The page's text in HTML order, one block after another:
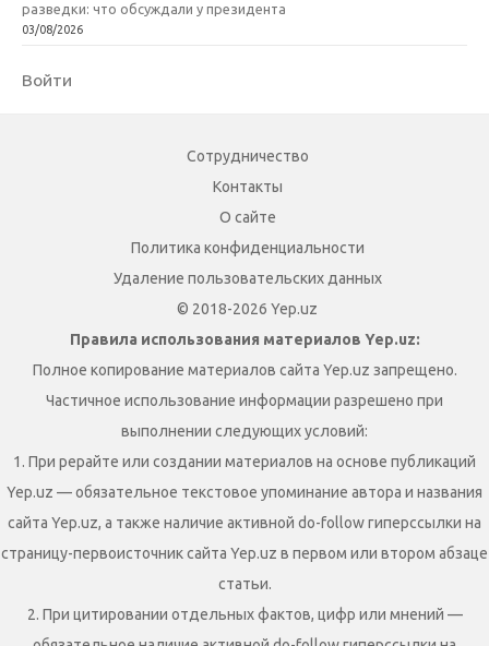
разведки: что обсуждали у президента
03/08/2026
Войти
Сотрудничество
Контакты
О сайте
Политика конфиденциальности
Удаление пользовательских данных
© 2018-2026 Yep.uz
Правила использования материалов Yep.uz:
Полное копирование материалов сайта Yep.uz запрещено.
Частичное использование информации разрешено при
выполнении следующих условий:
1. При рерайте или создании материалов на основе публикаций
Yep.uz — обязательное текстовое упоминание автора и названия
сайта Yep.uz, а также наличие активной do-follow гиперссылки на
страницу-первоисточник сайта Yep.uz в первом или втором абзаце
статьи.
2. При цитировании отдельных фактов, цифр или мнений —